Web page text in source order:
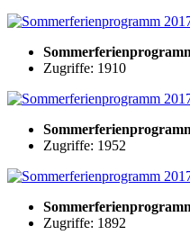
Zugriffe: 1910
Zugriffe: 1952
Zugriffe: 1892